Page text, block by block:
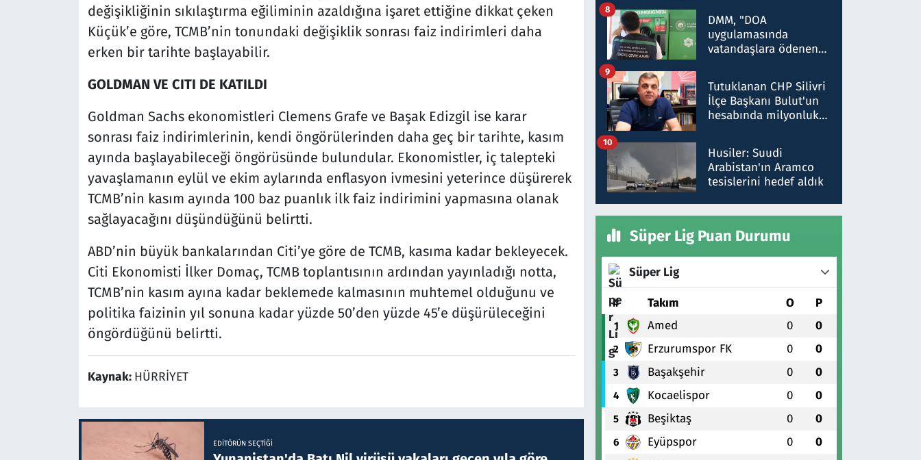
değişikliğinin sıkılaştırma eğiliminin azaldığına işaret ettiğine dikkat çeken
Küçük’e göre, TCMB’nin tonundaki değişiklik sonrası faiz indirimleri daha
erken bir tarihte başlayabilir.
GOLDMAN VE CITI DE KATILDI
Goldman Sachs ekonomistleri Clemens Grafe ve Başak Edizgil ise karar
sonrası faiz indirimlerinin, kendi öngörülerinden daha geç bir tarihte, kasım
ayında başlayabileceği öngörüsünde bulundular. Ekonomistler, iç talepteki
yavaşlamanın eylül ve ekim aylarında enflasyon ivmesini yeterince düşürerek
TCMB’nin kasım ayında 100 baz puanlık ilk faiz indirimini yapmasına olanak
sağlayacağını düşündüğünü belirtti.
ABD’nin büyük bankalarından Citi’ye göre de TCMB, kasıma kadar bekleyecek.
Citi Ekonomisti İlker Domaç, TCMB toplantısının ardından yayınladığı notta,
TCMB’nin kasım ayına kadar beklemede kalmasının muhtemel olduğunu ve
politika faizinin yıl sonuna kadar yüzde 50’den yüzde 45’e düşürüleceğini
öngördüğünü belirtti.
Kaynak: HÜRRİYET
EDITÖRÜN SEÇTIĞI
DMM, "DOA
uygulamasında
vatandaşlara ödenen
düşürüldüğü" iddiasını
yalanladı
8
Tutuklanan CHP Silivri
İlçe Başkanı Bulut'un
hesabında milyonluk
talimat verdi, ben
gönderdim
9
Husiler: Suudi
Arabistan'ın Aramco
tesislerini hedef aldık
10
Süper Lig Puan Durumu
Süper Lig
# Takım O P
1 Amed 0 0
2 Erzurumspor FK 0 0
3 Başakşehir 0 0
4 Kocaelispor 0 0
5 Beşiktaş 0 0
6 Eyüpspor 0 0